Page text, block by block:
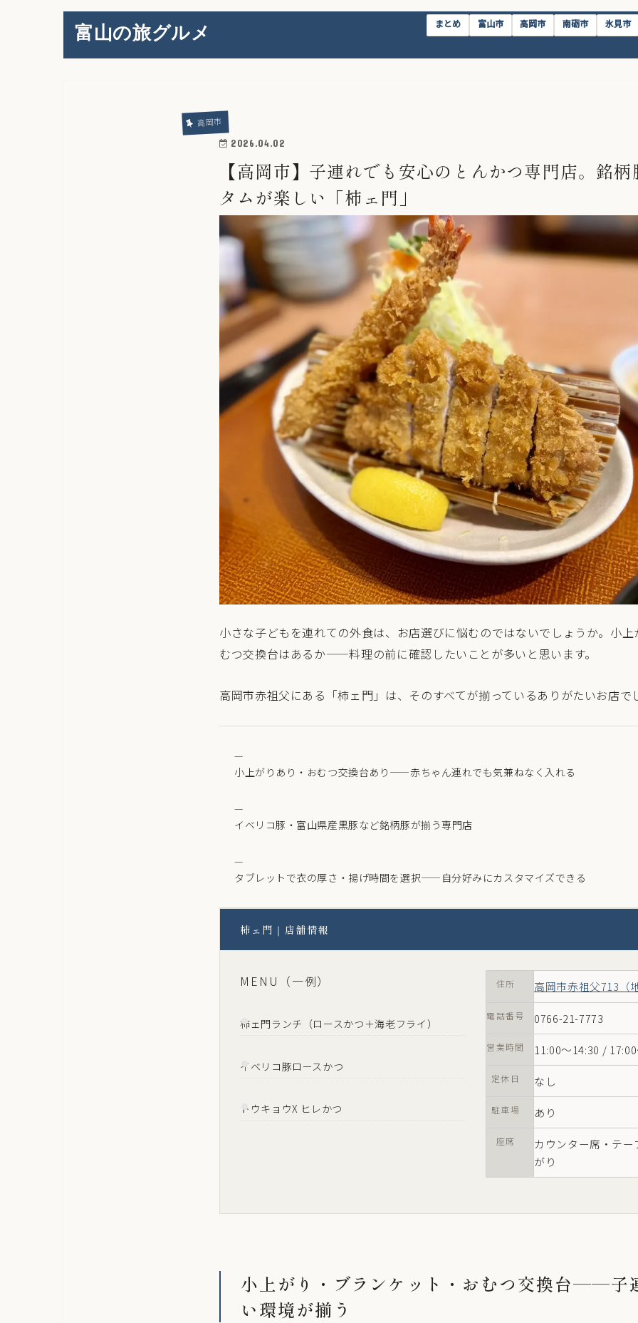
富山の旅グルメ まとめ 富山市 高岡市 南砺市 氷見市
高岡市
2026.04.02
【高岡市】子連れでも安心のとんかつ専門店。銘
タムが楽しい「柿ェ門」
小さな子どもを連れての外食は、お店選びに悩むのではないでしょうか。小
むつ交換台はあるか——料理の前に確認したいことが多いと思います。
高岡市赤祖父にある「柿ェ門」は、そのすべてが揃っているありがたいお店で
小上がりあり・おむつ交換台あり——赤ちゃん連れでも気兼ねなく入れる
イベリコ豚・富山県産黒豚など銘柄豚が揃う専門店
タブレットで衣の厚さ・揚げ時間を選択——自分好みにカスタマイズできる
柿ェ門｜店舗情報
MENU（一例）
柿ェ門ランチ（ロースかつ＋海老フライ）
イベリコ豚ロースかつ
トウキョウX ヒレかつ
住所 高岡市赤祖父713（
電話番号 0766-21-7773
営業時間 11:00〜14:30 /
定休日 なし
駐車場 あり
座席
カウンター席・テ
がり
小上がり・ブランケット・おむつ交換台——子
い環境が揃う